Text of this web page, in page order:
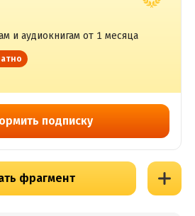
и аудиокнигам от 1 месяца
подписку
фрагмент